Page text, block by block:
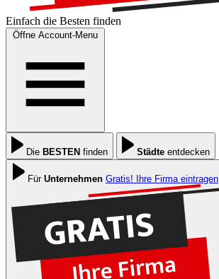
Einfach die Besten finden
Öffne Account-Menu
Die BESTEN finden Städte entdecken
Für Unternehmen Gratis! Ihre Firma eintragen